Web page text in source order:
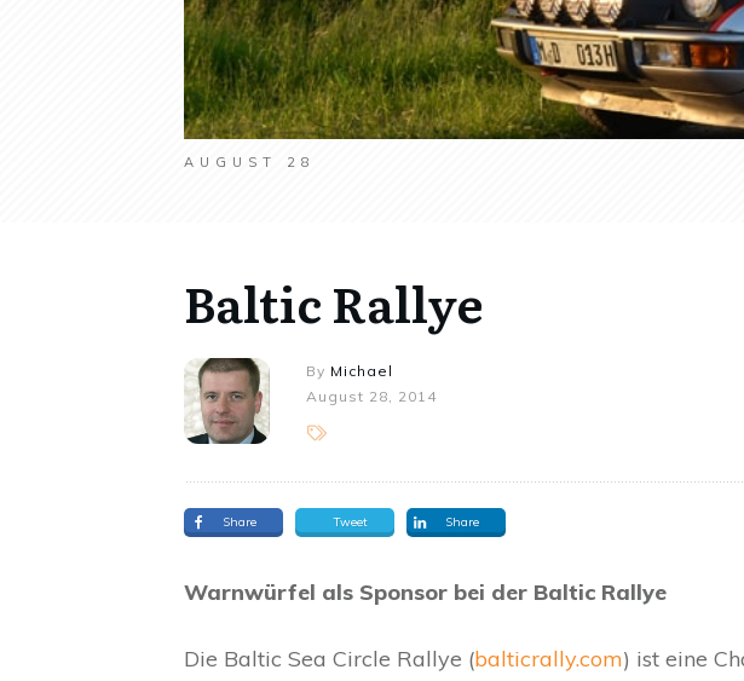
AUGUST 28
Baltic Rallye
By Michael
August 28, 2014
Share Tweet Share
Warnwürfel als Sponsor bei der Baltic Rallye
Die Baltic Sea Circle Rallye (balticrally.com) ist eine